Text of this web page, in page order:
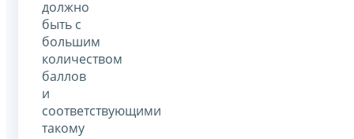
должно
быть с
большим
количеством
баллов
и
соответствующими
такому